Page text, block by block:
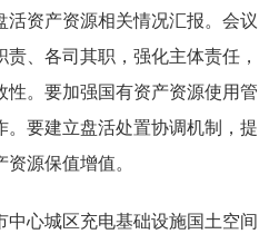
活资产资源相关情况汇报。会议
、各司其职，强化主体责任，
性。要加强国有资产资源使用管
。要建立盘活处置协调机制，提
源保值增值。
中心城区充电基础设施国土空间